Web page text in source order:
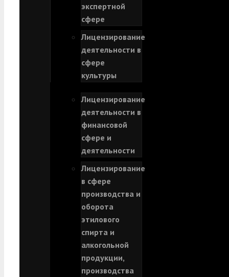
экспертной
сфере
Лицензирование
деятельности в
сфере
культуры
Лицензирование
деятельности в
финансовой
сфере и
деятельности
Лицензирование
в сфере
производства и
оборота
этилового
спирта и
алкогольной
продукции,
производства